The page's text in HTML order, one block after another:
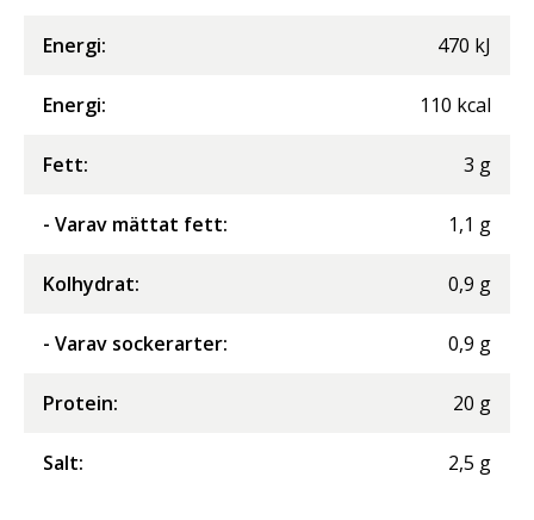
Energi: 470 kJ
Energi: 110 kcal
Fett: 3 g
- Varav mättat fett: 1,1 g
Kolhydrat: 0,9 g
- Varav sockerarter: 0,9 g
Protein: 20 g
Salt: 2,5 g